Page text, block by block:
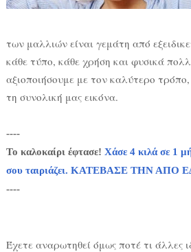
των μαλλιών είναι γεμάτη από
κάθε τύπο, κάθε χρήση και φυσικά
αξιοποιήσουμε με τον καλύτερο τρόπο,
τη συνολική μας εικόνα.
----
Το καλοκαίρι έφτασε! Χάσε 4 κιλά σε 1
σου ταιριάζει. ΚΑΤΕΒΑΣΕ ΤΗΝ ΑΠΟ
----
Έχετε αναρωτηθεί όμως ποτέ τι άλλες